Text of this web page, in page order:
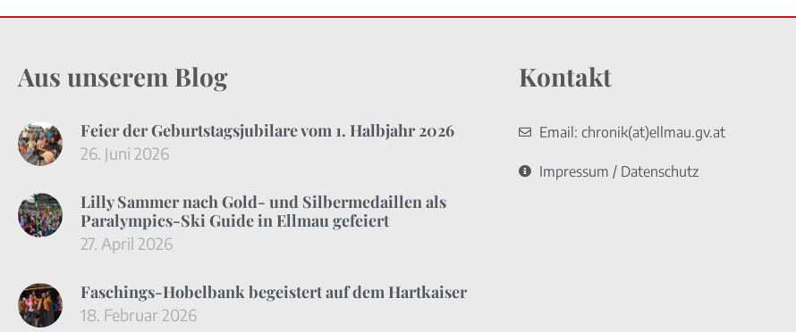
Aus unserem Blog
Feier der Geburtstagsjubilare vom 1. Halbjahr 2026
26. Juni 2026
Lilly Sammer nach Gold- und Silbermedaillen als
Paralympics-Ski Guide in Ellmau gefeiert
27. April 2026
Faschings-Hobelbank begeistert auf dem Hartkaiser
18. Februar 2026
Kontakt
Email: chronik(at)ellmau.gv.at
Impressum / Datenschutz